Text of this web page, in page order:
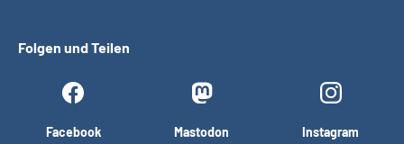
Folgen und Teilen
Facebook Mastodon Instagram